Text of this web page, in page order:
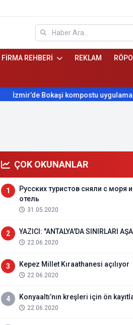
FİRMA REHBERİ REKLAM
İzmir’de Bokaşi kompostu
ÇOK OKUNANLAR
1
Русских туристов сняли с моря
отель
31.05.2020
2 YAZICI: "ANTALYA'DA SINIRLARI
22.06.2020
3 Kepez Millet Kıraathanesi açılıyor
22.06.2020
4 Konyaaltı’nın kreşleri için ön
22.06.2020